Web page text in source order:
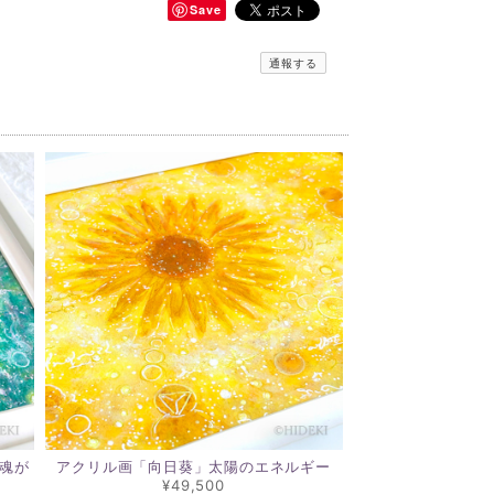
Save
通報する
が
アクリル画「向日葵」太陽のエネルギー
¥49,500